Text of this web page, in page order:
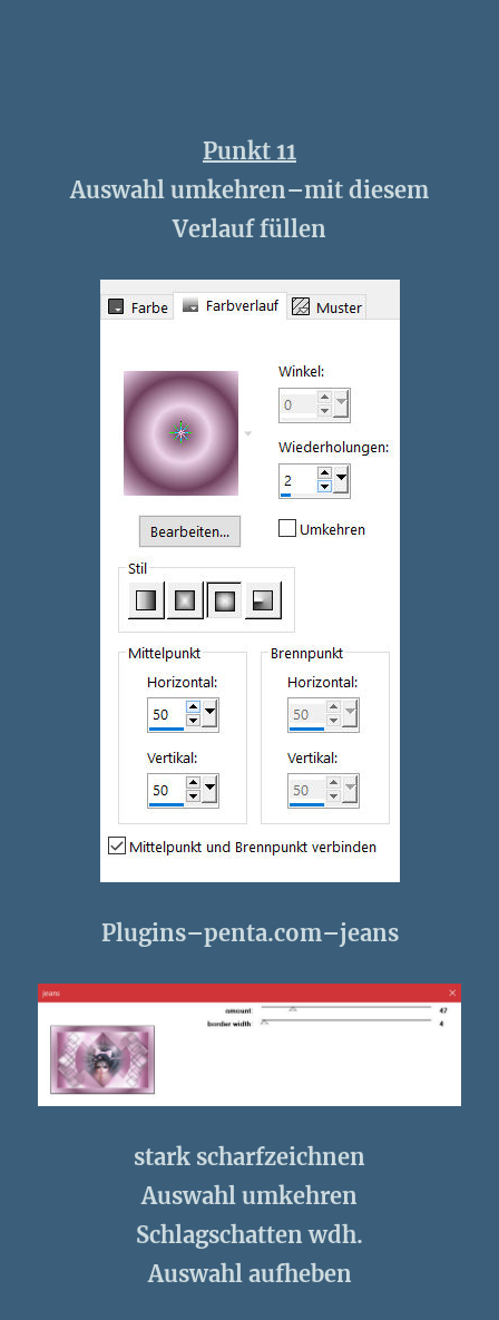
Punkt 11
Auswahl umkehren–mit diesem
Verlauf füllen
Plugins–penta.com–jeans
stark scharfzeichnen
Auswahl umkehren
Schlagschatten wdh.
Auswahl aufheben